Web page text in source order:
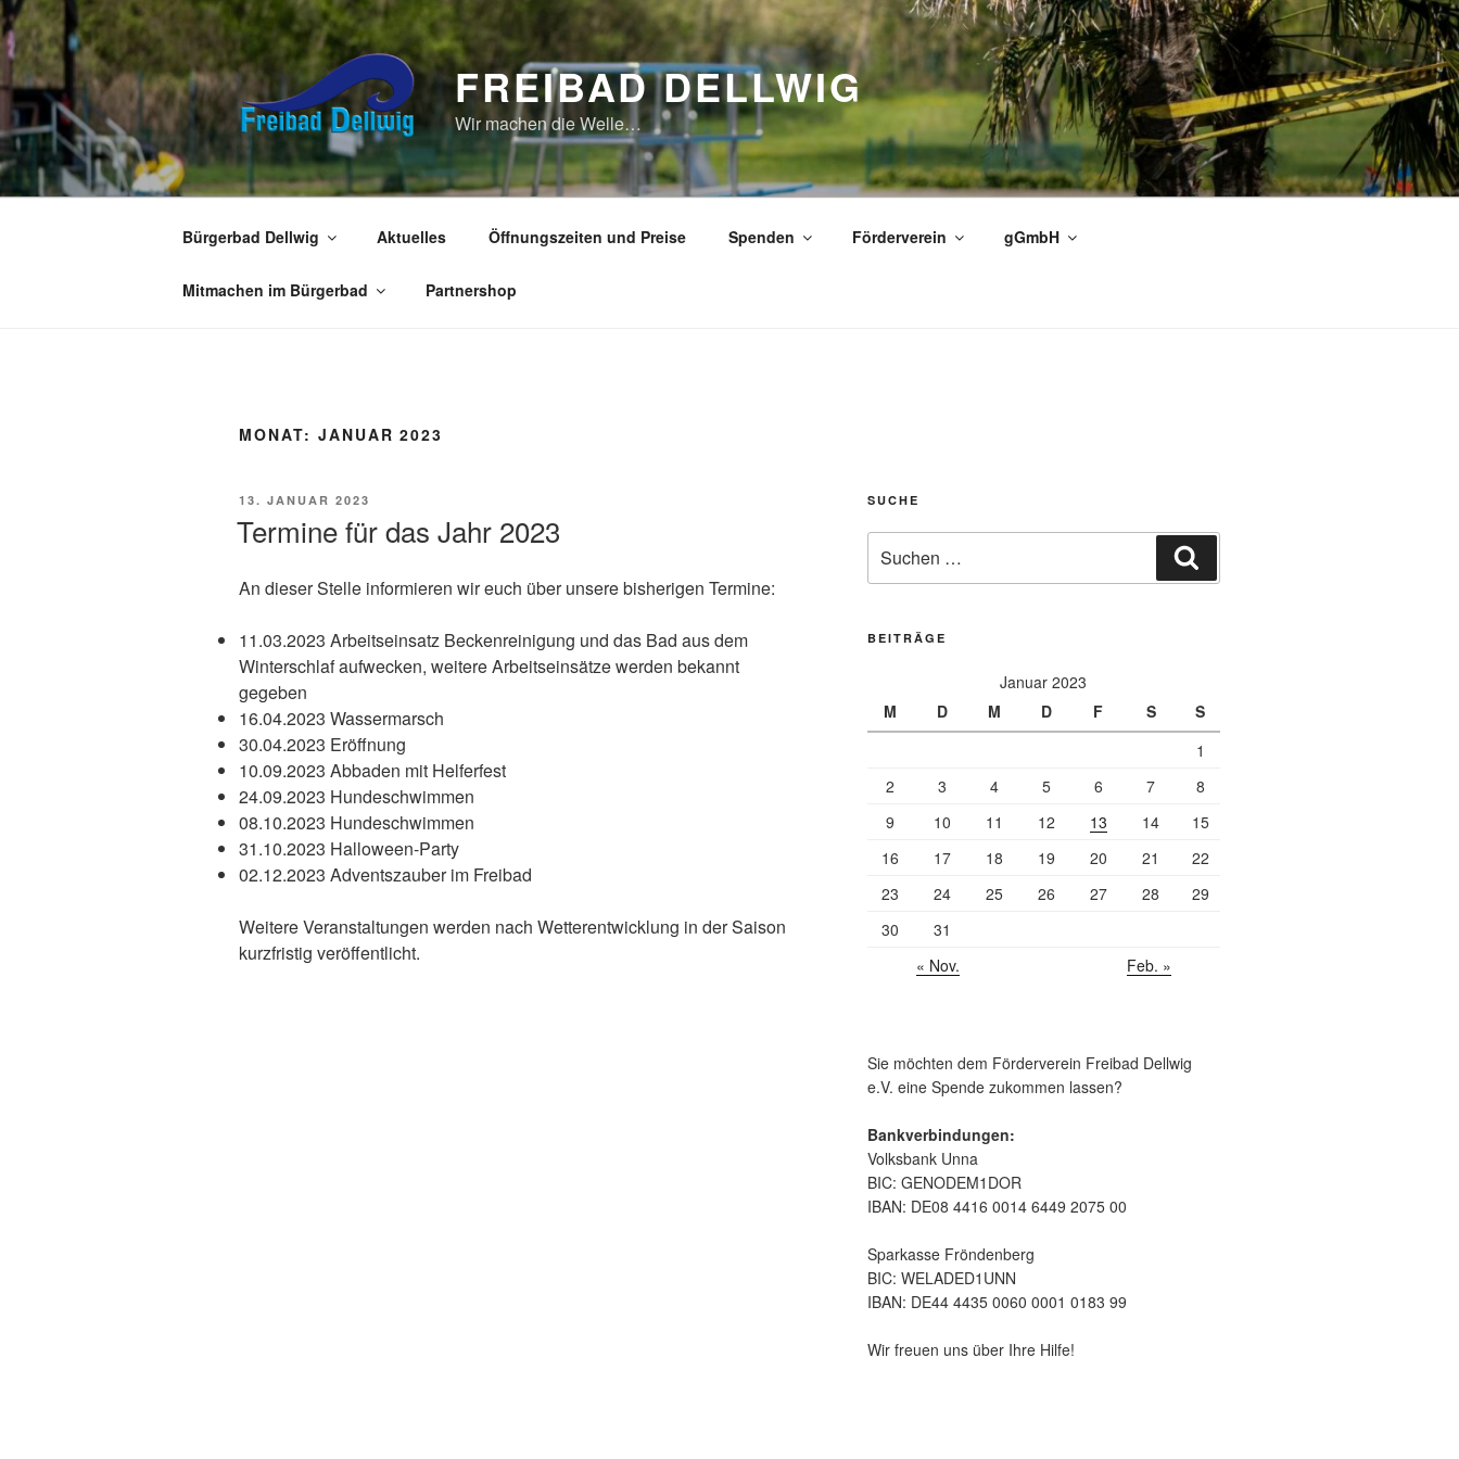
Zum
Inhalt
springen
FREIBAD DELLWIG
Wir machen die Welle…
Bürgerbad Dellwig Aktuelles Öffnungszeiten und Preise Spenden Förderverein gGmbH
Mitmachen im Bürgerbad Partnershop
MONAT: JANUAR 2023
VERÖFFENTLICHT
13. JANUAR 2023
Termine für das Jahr 2023
An dieser Stelle informieren wir euch über unsere bisherigen Termine:
11.03.2023 Arbeitseinsatz Beckenreinigung und das Bad aus dem
Winterschlaf aufwecken, weitere Arbeitseinsätze werden bekannt
gegeben
16.04.2023 Wassermarsch
30.04.2023 Eröffnung
10.09.2023 Abbaden mit Helferfest
24.09.2023 Hundeschwimmen
08.10.2023 Hundeschwimmen
31.10.2023 Halloween-Party
02.12.2023 Adventszauber im Freibad
Weitere Veranstaltungen werden nach Wetterentwicklung in der Saison
kurzfristig veröffentlicht.
SUCHE
nach:
BEITRÄGE
Januar 2023
M
D M D F S
S
1
2
3 4 5 6 7
8
9
10 11 12 13 14
15
16
17 18 19 20 21
22
23
24 25 26 27 28
29
30
31
« Nov.
Feb. »
Sie möchten dem Förderverein Freibad Dellwig
e.V. eine Spende zukommen lassen?
Bankverbindungen:
Volksbank Unna
BIC: GENODEM1DOR
IBAN: DE08 4416 0014 6449 2075 00
Sparkasse Fröndenberg
BIC: WELADED1UNN
IBAN: DE44 4435 0060 0001 0183 99
Wir freuen uns über Ihre Hilfe!